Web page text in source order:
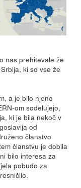
nas prehitevale že
ki so vse že
a je bilo njeno
om sodelujejo,
ki je bila nekoč v
od
članstvo
članstvu je dobila
bilo interesa za
pobudo za